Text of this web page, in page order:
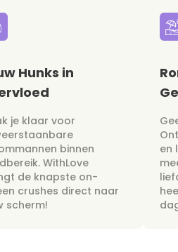
Hunks in
je klaar voor
binnen
WithLove
de knapste on-
crushes direct naar
scherm!
en